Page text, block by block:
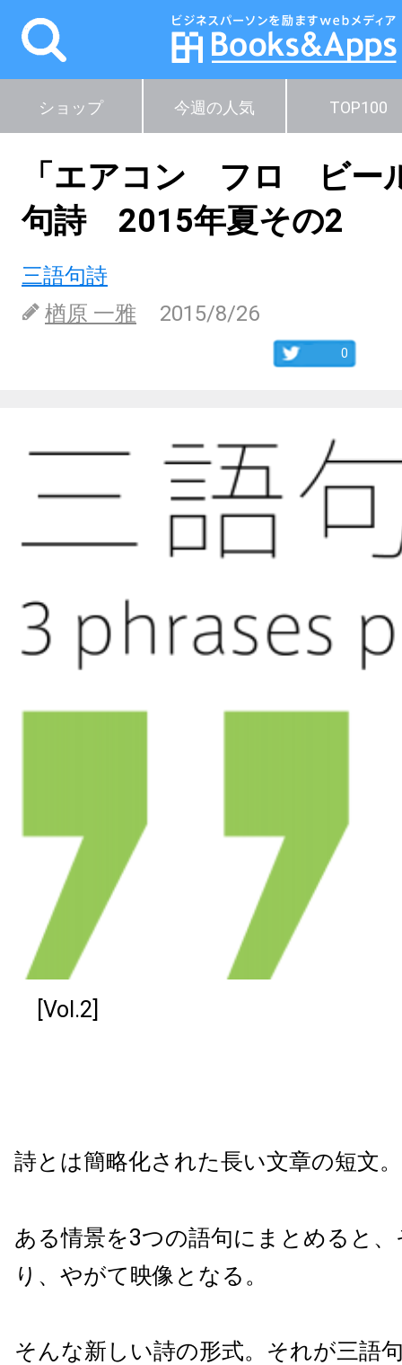
ショップ 今週の人気 TOP100
「エアコン フロ ビー
句詩 2015年夏その2
三語句詩
楢原 一雅
2015/8/26
0
[Vol.2]
詩とは簡略化された長い文章の短文。
ある情景を3つの語句にまとめると
り、やがて映像となる。
そんな新しい詩の形式。それが三語